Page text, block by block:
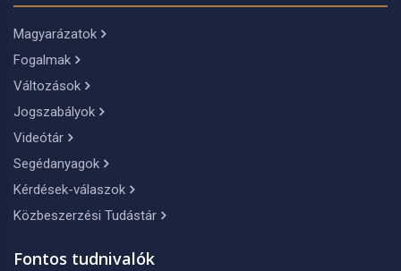
Magyarázatok
Fogalmak
Változások
Jogszabályok
Videótár
Segédanyagok
Kérdések-válaszok
Közbeszerzési Tudástár
Fontos tudnivalók